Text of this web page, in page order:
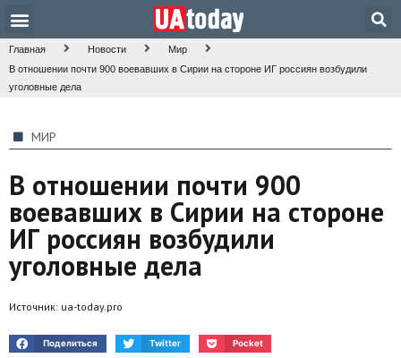
Главная Новости
Мир
В отношении почти 900 воевавших в Сирии на стороне ИГ россиян возбудили
уголовные дела
МИР
В отношении почти 900
воевавших в Сирии на стороне
ИГ россиян возбудили
уголовные дела
Источник: ua-today.pro
Поделиться Twitter Pocket